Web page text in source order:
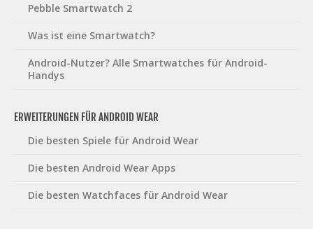
Pebble Smartwatch 2
Was ist eine Smartwatch?
Android-Nutzer? Alle Smartwatches für Android-
Handys
ERWEITERUNGEN FÜR ANDROID WEAR
Die besten Spiele für Android Wear
Die besten Android Wear Apps
Die besten Watchfaces für Android Wear